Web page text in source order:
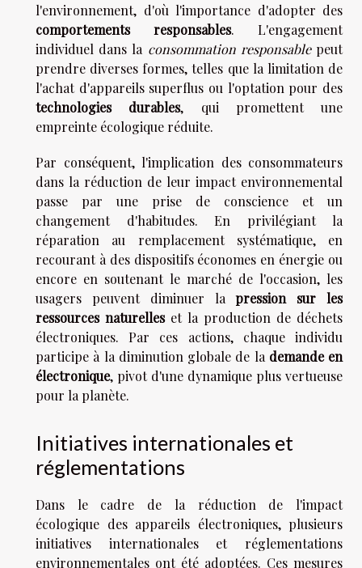
l'environnement, d'où l'importance d'adopter des
comportements responsables. L'engagement
individuel dans la consommation responsablepeut
prendre diverses formes, telles que la limitation de
l'achat d'appareils superflus ou l'optation pour des
technologies durables, qui promettent une
empreinte écologique réduite.
Par conséquent, l'implication des consommateurs
dans la réduction de leur impact environnemental
passe par une prise de conscience et un
changement d'habitudes. En privilégiant la
réparation au remplacement systématique, en
recourant à des dispositifs économes en énergie ou
encore en soutenant le marché de l'occasion, les
usagers peuvent diminuer lapression sur les
ressources naturelleset la production de déchets
électroniques. Par ces actions, chaque individu
participe à la diminution globale de la demande en
électronique, pivot d'une dynamique plus vertueuse
pour la planète.
Initiatives internationales et
réglementations
Dans le cadre de la réduction de l'impact
écologique des appareils électroniques, plusieurs
initiatives internationales et réglementations
environnementales ont été adoptées. Ces mesures